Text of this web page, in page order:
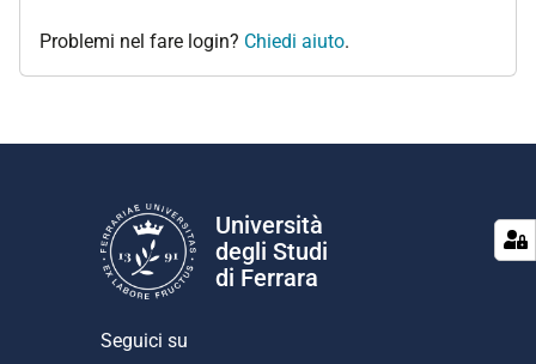
Problemi nel fare login? Chiedi aiuto.
Università
degli Studi
di Ferrara
Seguici su